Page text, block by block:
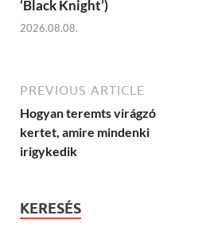
‘Black Knight’)
2026.08.08.
PREVIOUS ARTICLE
Hogyan teremts virágzó
kertet, amire mindenki
irigykedik
KERESÉS